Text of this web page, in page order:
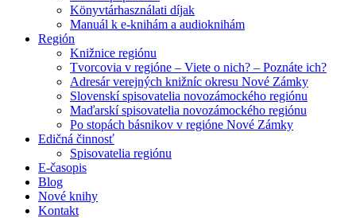
Könyvtárhasználati díjak
Manuál k e-knihám a audioknihám
Región
Knižnice regiónu
Tvorcovia v regióne – Viete o nich? – Poznáte ich?
Adresár verejných knižníc okresu Nové Zámky
Slovenskí spisovatelia novozámockého regiónu
Maďarskí spisovatelia novozámockého regiónu
Po stopách básnikov v regióne Nové Zámky
Edičná činnosť
Spisovatelia regiónu
E-časopis
Blog
Nové knihy
Kontakt